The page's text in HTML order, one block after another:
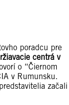
poradcu pre
centrá v
o “Čiernom
v Rumunsku.
začali